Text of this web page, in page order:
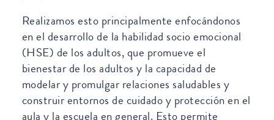
Realizamos esto principalmente enfocándonos
en el desarrollo de la habilidad socio emocional
(HSE) de los adultos, que promueve el
bienestar de los adultos y la capacidad de
modelar y promulgar relaciones saludables y
construir entornos de cuidado y protección en el
aula y la escuela en general. Esto permite